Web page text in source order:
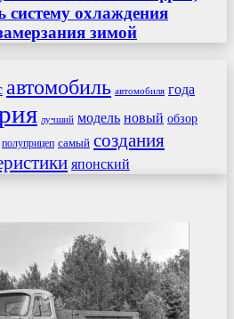
систему охлаждения
зимой
автомобиль автомобиля года
лучший модель новый обзор
полуприцеп самый создания
японский